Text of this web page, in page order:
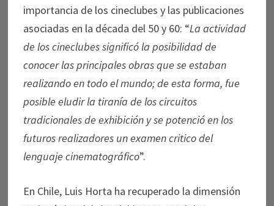
importancia de los cineclubes y las publicaciones
asociadas en la década del 50 y 60: “La actividad
de los cineclubes significó la posibilidad de
conocer las principales obras que se estaban
realizando en todo el mundo; de esta forma, fue
posible eludir la tiranía de los circuitos
tradicionales de exhibición y se potenció en los
futuros realizadores un examen critico del
lenguaje cinematográfico”.
En Chile, Luis Horta ha recuperado la dimensión